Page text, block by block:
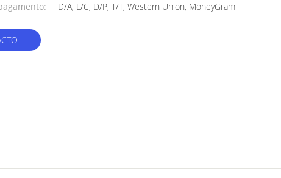
D/A, L/C, D/P, T/T, Western Union, MoneyGram